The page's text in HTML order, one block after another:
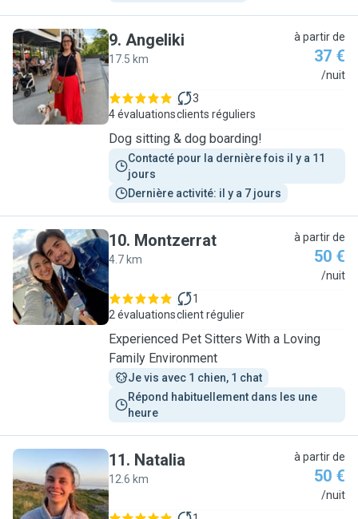
A
9. Angeliki
17.5 km
à partir de
37 €
/nuit
4 évaluations
3
clients réguliers
Dog sitting & dog boarding!
Contacté pour la dernière fois il y a 11
jours
Dernière activité: il y a 7 jours
M
10. Montzerrat
4.7 km
à partir de
50 €
/nuit
2 évaluations
1
client régulier
Experienced Pet Sitters With a Loving
Family Environment
Je vis avec 1 chien, 1 chat
Répond habituellement dans les une
heure
N
11. Natalia
12.6 km
à partir de
50 €
/nuit